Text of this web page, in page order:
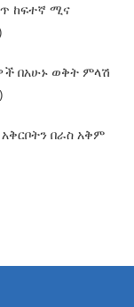
ከፍተኛ ሚና
በአሁኑ ወቅት ምላሽ
በራስ አቅም